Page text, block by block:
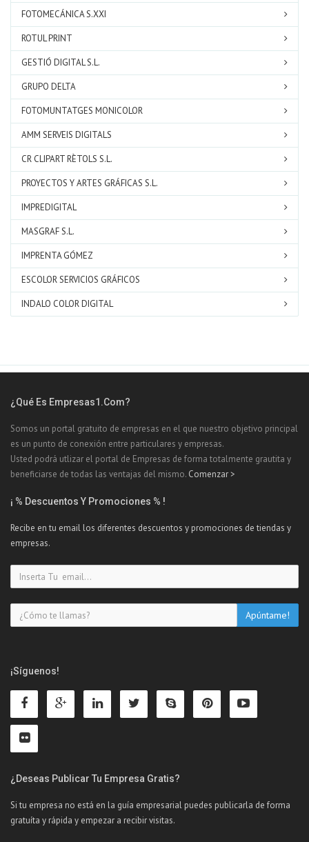
FOTOMECÁNICA S.XXI
ROTUL PRINT
GESTIÓ DIGITAL S.L.
GRUPO DELTA
FOTOMUNTATGES MONICOLOR
AMM SERVEIS DIGITALS
CR CLIPART RÈTOLS S.L.
PROYECTOS Y ARTES GRÁFICAS S.L.
IMPREDIGITAL
MASGRAF S.L.
IMPRENTA GÓMEZ
ESCOLOR SERVICIOS GRÁFICOS
INDALO COLOR DIGITAL
¿Qué Es Empresas1.com?
Somos un portal gratuito de empresas en el que nuestro objetivo principal
es un punto de conexión entre particulares y empresas.
Usted podrá utlizar el portal de Empresas de forma totalmente grautita y
beneficiarse de todas las ventajas del mismo. Comenzar >
¡ % Descuentos Y Promociones % !
Recibe en tu email los diferentes descuentos y promociones de tiendas y
empresas.
¡Síguenos!
¿Deseas Publicar Tu Empresa Gratis?
Si tu empresa no está en la guía empresarial puedes publicarla de forma
gratuíta y rápida y empezar a recibir visitas.